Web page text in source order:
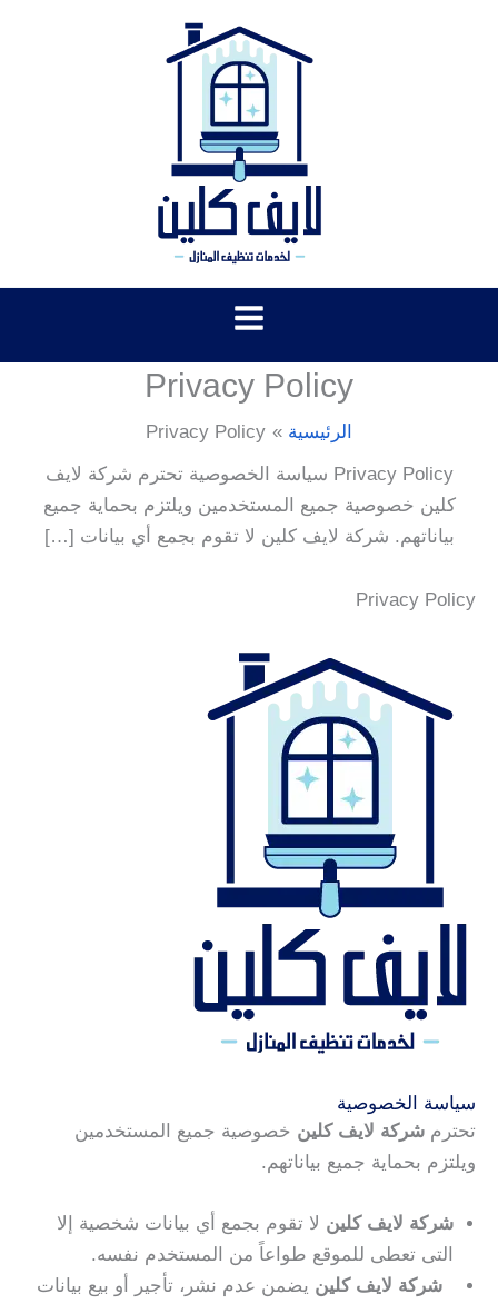
Privacy Policy
الرئيسية
Privacy Policy
Privacy Policy سياسة الخصوصية تحترم شركة لايف
كلين خصوصية جميع المستخدمين ويلتزم بحماية جميع
بياناتهم. شركة لايف كلين لا تقوم بجمع أي بيانات […]
Privacy Policy
سياسة الخصوصية
تحترم شركة لايف كلين خصوصية جميع المستخدمين
ويلتزم بحماية جميع بياناتهم.
شركة لايف كلين لا تقوم بجمع أي بيانات شخصية إلا
التى تعطى للموقع طواعاً من المستخدم نفسه.
شركة لايف كلين يضمن عدم نشر، تأجير أو بيع بيانات